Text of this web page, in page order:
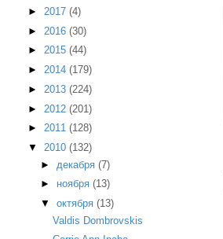
► 2017 (4)
► 2016 (30)
► 2015 (44)
► 2014 (179)
► 2013 (224)
► 2012 (201)
► 2011 (128)
▼ 2010 (132)
► декабря (7)
► ноября (13)
▼ октября (13)
Valdis Dombrovskis